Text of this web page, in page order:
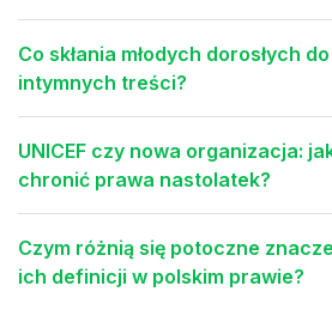
Co skłania młodych dorosłych
intymnych treści?
UNICEF czy nowa organizacja:
chronić prawa nastolatek?
Czym różnią się potoczne
ich definicji w polskim prawie?